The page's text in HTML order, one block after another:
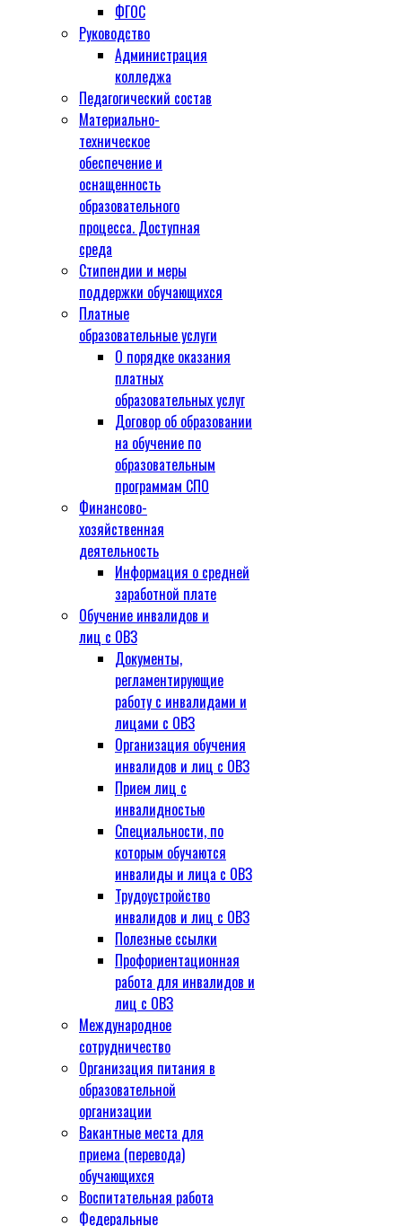
ФГОС
Руководство
Администрация
колледжа
Педагогический состав
Материально-
техническое
обеспечение и
оснащенность
образовательного
процесса. Доступная
среда
Стипендии и меры
поддержки обучающихся
Платные
образовательные услуги
О порядке оказания
платных
образовательных услуг
Договор об образовании
на обучение по
образовательным
программам СПО
Финансово-
хозяйственная
деятельность
Информация о средней
заработной плате
Обучение инвалидов и
лиц с ОВЗ
Документы,
регламентирующие
работу с инвалидами и
лицами с ОВЗ
Организация обучения
инвалидов и лиц с ОВЗ
Прием лиц с
инвалидностью
Специальности, по
которым обучаются
инвалиды и лица с ОВЗ
Трудоустройство
инвалидов и лиц с ОВЗ
Полезные ссылки
Профориентационная
работа для инвалидов и
лиц с ОВЗ
Международное
сотрудничество
Организация питания в
образовательной
организации
Вакантные места для
приема (перевода)
обучающихся
Воспитательная работа
Федеральные